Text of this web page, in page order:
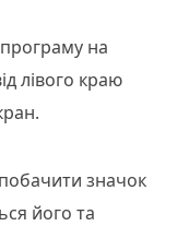
програму на
лівого краю
значок
його та